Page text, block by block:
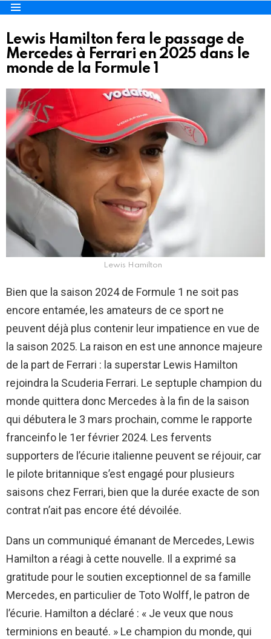
Menu
Lewis Hamilton fera le passage de
Mercedes à Ferrari en 2025 dans le
monde de la Formule 1
Lewis Hamilton
Bien que la saison 2024 de Formule 1 ne soit pas
encore entamée, les amateurs de ce sport ne
peuvent déjà plus contenir leur impatience en vue de
la saison 2025. La raison en est une annonce majeure
de la part de Ferrari : la superstar Lewis Hamilton
rejoindra la Scuderia Ferrari. Le septuple champion du
monde quittera donc Mercedes à la fin de la saison
qui débutera le 3 mars prochain, comme le rapporte
franceinfo le 1er février 2024. Les fervents
supporters de l’écurie italienne peuvent se réjouir, car
le pilote britannique s’est engagé pour plusieurs
saisons chez Ferrari, bien que la durée exacte de son
contrat n’ait pas encore été dévoilée.
Dans un communiqué émanant de Mercedes, Lewis
Hamilton a réagi à cette nouvelle. Il a exprimé sa
gratitude pour le soutien exceptionnel de sa famille
Mercedes, en particulier de Toto Wolff, le patron de
l’écurie. Hamilton a déclaré : « Je veux que nous
terminions en beauté. » Le champion du monde, qui